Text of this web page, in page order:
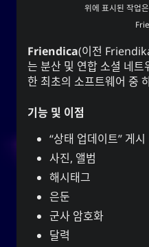
위에 표시된 작업
Friendica(이전
는 분산 및 연합 소셜 네
한 최초의 소프트웨어 중
기능 및 이점
“상태 업데이트” 게시
사진, 앨범
해시태그
은둔
군사 암호화
달력